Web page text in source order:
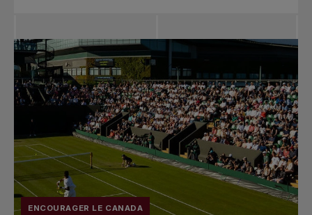
ENCOURAGER LE CANADA